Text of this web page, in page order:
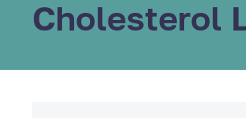
Cholesterol